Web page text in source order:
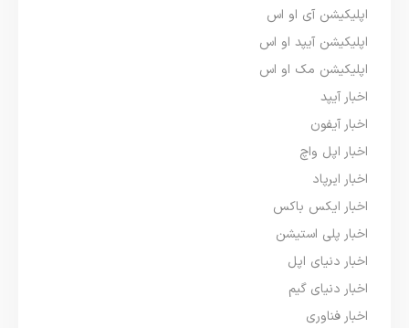
اپلیکیشن آی او اس
اپلیکیشن آیپد او اس
اپلیکیشن مک او اس
اخبار آیپد
اخبار آیفون
اخبار اپل واچ
اخبار ایرپاد
اخبار ایکس باکس
اخبار پلی استیشن
اخبار دنیای اپل
اخبار دنیای گیم
اخبار فناوری